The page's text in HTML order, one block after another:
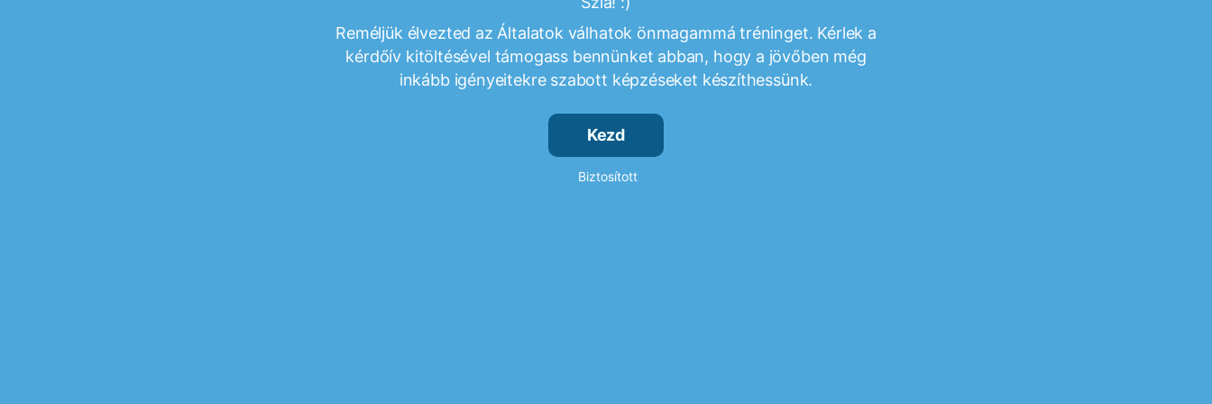
Reméljük élvezted az Általatok válhatok önmagammá tréninget. Kérlek a
kérdőív kitöltésével támogass bennünket abban, hogy a jövőben még
inkább igényeitekre szabott képzéseket készíthessünk.
Kezd
Biztosított